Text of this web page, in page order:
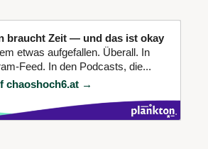
braucht Zeit — und das ist okay
etwas aufgefallen. Überall. In
Feed. In den Podcasts, die...
chaoshoch6.at →